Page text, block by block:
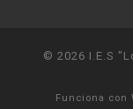
© 2026 I.E.S
Funciona con